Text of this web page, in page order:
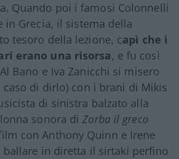
Quando poi i famosi Colonnelli
in Grecia, il sistema della
tesoro della lezione, capì che i
erano una risorsa, e fu così
Bano e Iva Zanicchi si misero
caso di dirlo) con i brani di Mikis
di sinistra balzato alla
sonora diZorba il greco
con Anthony Quinn e Irene
ballare in diretta il sirtaki perfino